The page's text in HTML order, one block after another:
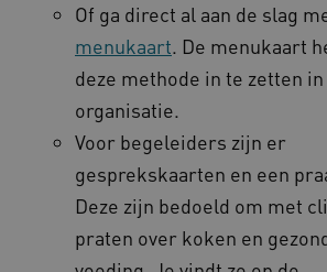
Of ga direct al aan de slag
menukaart. De menukaart
deze methode in te zetten
organisatie.
Voor begeleiders zijn er
gesprekskaarten en een
Deze zijn bedoeld om met
praten over koken en
Microsoft
CookieScriptConsent